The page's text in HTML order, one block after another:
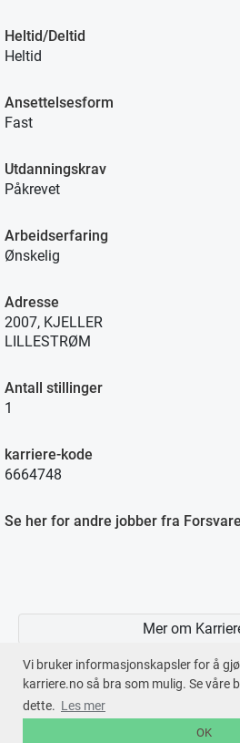
Vi bruker informasjonskapsler for å
karriere.no så bra som mulig. Se våre
dette. Les mer
OK
Heltid/Deltid
Heltid
Ansettelsesform
Fast
Utdanningskrav
Påkrevet
Arbeidserfaring
Ønskelig
Adresse
2007, KJELLER
LILLESTRØM
Antall stillinger
1
karriere-kode
6664748
Se her for andre jobber fra
Mer om
Karriere.no